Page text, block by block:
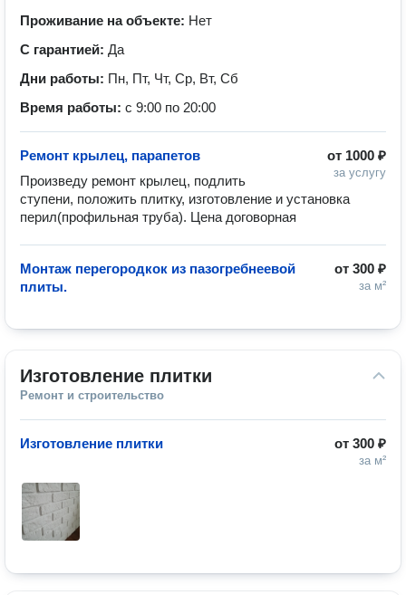
Проживание на объекте: Нет
С гарантией: Да
Дни работы: Пн, Пт, Чт, Ср, Вт, Сб
Время работы: с 9:00 по 20:00
от 1000 ₽
за услугу
Ремонт крылец, парапетов
Произведу ремонт крылец, подлить
ступени, положить плитку, изготовление и установка
перил(профильная труба). Цена договорная
от 300 ₽
за м²
Монтаж перегородкок из пазогребнеевой
плиты.
Изготовление плитки
Ремонт и строительство
от 300 ₽
за м²
Изготовление плитки